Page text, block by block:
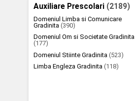
Auxiliare Prescolari (2189)
Domeniul Limba si Comunicare
Gradinita(390)
Domeniul Om si Societate Gradinita
(177)
Domeniul Stiinte Gradinita(523)
Limba Engleza Gradinita(118)